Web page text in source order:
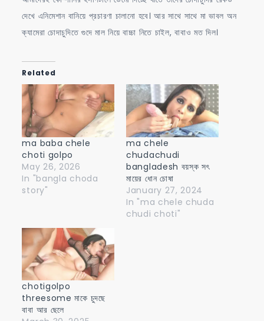
দেখে এনিমেশান বানিয়ে প্রচারণা চালানো হবে। আর সাথে সাথে মা ভাবল অন
ক্যামেরা চোদাচুদিতে গুদে মাল নিয়ে বাচ্চা নিতে চাইল, বাবাও মত দিল।
Related
ma baba chele
choti golpo
May 26, 2026
In "bangla choda
story"
ma chele
chudachudi
bangladesh বয়স্ক সৎ
মায়ের ধোন চোষা
January 27, 2024
In "ma chele chuda
chudi choti"
chotigolpo
threesome মাকে চুদছে
বাবা আর ছেলে